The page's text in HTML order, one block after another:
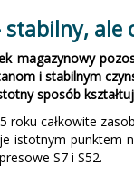
stabilny,
magazynowy
i stabilnym
sposób
roku całkowite
istotnym punktem
S7 i S52.